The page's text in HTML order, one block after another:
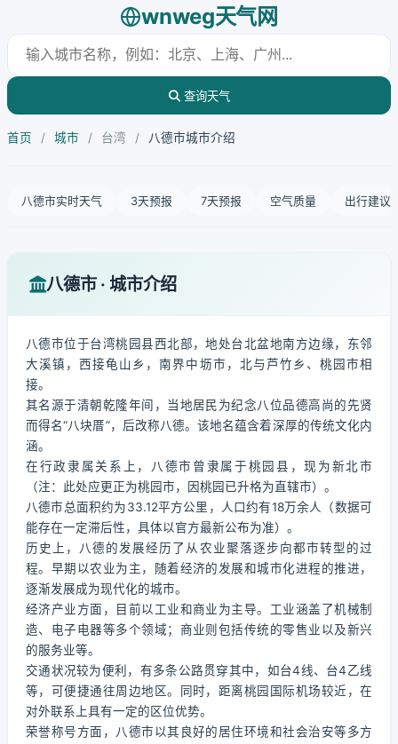
wnweg天气网
查询天气
首页 / 城市 / 台湾 / 八德市城市介绍
八德市实时天气 3天预报 7天预报 空气质量 出行建议
八德市 · 城市介绍
八德市位于台湾桃园县西北部，地处台北盆地南方边缘，东邻
大溪镇，西接龟山乡，南界中坜市，北与芦竹乡、桃园市相
接。
其名源于清朝乾隆年间，当地居民为纪念八位品德高尚的先贤
而得名“八块厝”，后改称八德。该地名蕴含着深厚的传统文化内
涵。
在行政隶属关系上，八德市曾隶属于桃园县，现为新北市
（注：此处应更正为桃园市，因桃园已升格为直辖市）。
八德市总面积约为33.12平方公里，人口约有18万余人（数据可
能存在一定滞后性，具体以官方最新公布为准）。
历史上，八德的发展经历了从农业聚落逐步向都市转型的过
程。早期以农业为主，随着经济的发展和城市化进程的推进，
逐渐发展成为现代化的城市。
经济产业方面，目前以工业和商业为主导。工业涵盖了机械制
造、电子电器等多个领域；商业则包括传统的零售业以及新兴
的服务业等。
交通状况较为便利，有多条公路贯穿其中，如台4线、台4乙线
等，可便捷通往周边地区。同时，距离桃园国际机场较近，在
对外联系上具有一定的区位优势。
荣誉称号方面，八德市以其良好的居住环境和社会治安等多方